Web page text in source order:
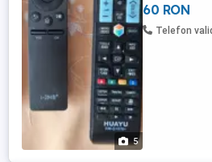
5
60 RON
Telefon